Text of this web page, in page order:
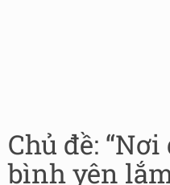
Chủ đề:
bình yên